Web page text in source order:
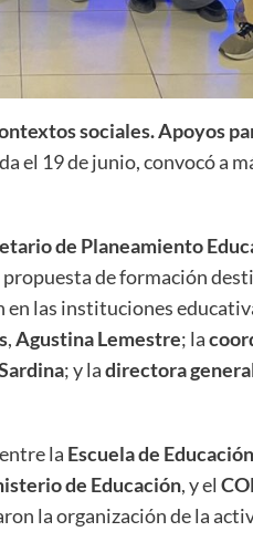
sociales. Apoyos
el 19 de junio, convocó a
de Planeamiento
propuesta de formación
las instituciones
,Agustina Lemestre; la
; y ladirectora
la Escuela de
de Educación, y el
la organización de la